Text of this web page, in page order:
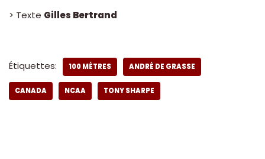
> Texte Gilles Bertrand
Étiquettes: 100 MÈTRES ANDRÉ DE GRASSE
CANADA NCAA TONY SHARPE